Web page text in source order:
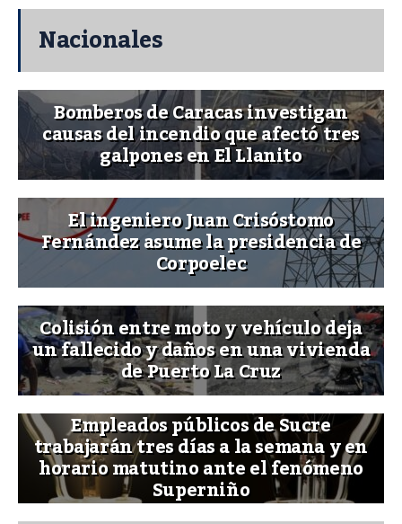
Nacionales
Bomberos de Caracas investigan
causas del incendio que afectó tres
galpones en El Llanito
El ingeniero Juan Crisóstomo
Fernández asume la presidencia de
Corpoelec
Colisión entre moto y vehículo deja
un fallecido y daños en una vivienda
de Puerto La Cruz
Empleados públicos de Sucre
trabajarán tres días a la semana y en
horario matutino ante el fenómeno
Superniño